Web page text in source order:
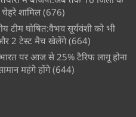
शामिल (676)
टीम घोषित:वैभव सूर्यवंशी को भी
2 टेस्ट मैच खेलेंगे (664)
पर आज से 25% टैरिफ लागू होना
महंगे होंगे (644)